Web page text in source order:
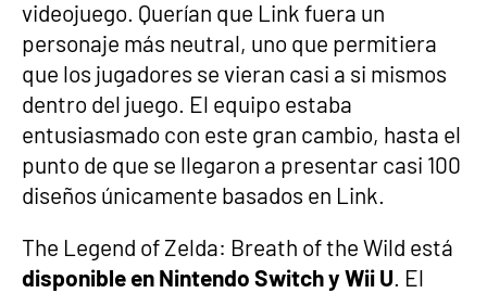
videojuego. Querían que Link fuera un
personaje más neutral, uno que permitiera
que los jugadores se vieran casi a si mismos
dentro del juego. El equipo estaba
entusiasmado con este gran cambio, hasta el
punto de que se llegaron a presentar casi 100
diseños únicamente basados en Link.
The Legend of Zelda: Breath of the Wild está
disponible en Nintendo Switch y Wii U. El